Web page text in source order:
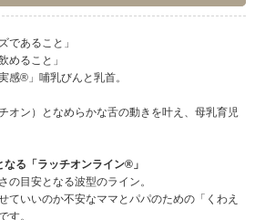
であること」
めること」
感®」哺乳びんと乳首。
オン）となめらかな舌の動きを叶え、母乳育児
る「ラッチオンライン®」
の目安となる波型のライン。
ていいのか不安なママとパパのための「くわえ
す。